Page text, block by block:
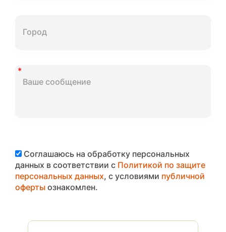
Соглашаюсь на обработку персональных
данных в соответствии с Политикой по защите
персональных данных, с условиями публичной
офертыознакомлен.